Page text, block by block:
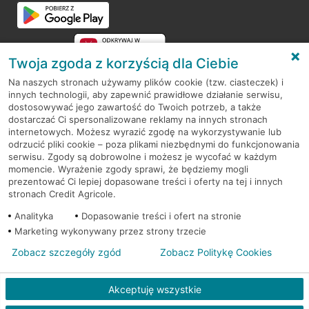
RODO
Regulamin serwisu
Mapa serwisu
PolitykaCookies
© 2026 Credit Agricole Bank Polska S.A. Wszelkie prawa zastrzeżone
Twoja zgoda z korzyścią dla Ciebie
Na naszych stronach używamy plików cookie (tzw. ciasteczek) i
innych technologii, aby zapewnić prawidłowe działanie serwisu,
dostosowywać jego zawartość do Twoich potrzeb, a także
dostarczać Ci spersonalizowane reklamy na innych stronach
internetowych. Możesz wyrazić zgodę na wykorzystywanie lub
odrzucić pliki cookie – poza plikami niezbędnymi do funkcjonowania
serwisu. Zgody są dobrowolne i możesz je wycofać w każdym
momencie. Wyrażenie zgody sprawi, że będziemy mogli
prezentować Ci lepiej dopasowane treści i oferty na tej i innych
stronach Credit Agricole.
Analityka
Dopasowanie treści i ofert na stronie
Marketing wykonywany przez strony trzecie
Akceptuję wszystkie
Zobacz szczegóły zgód Zobacz Politykę Cookies